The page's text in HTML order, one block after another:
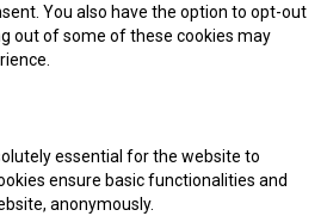
You also have the option to opt-out
out of some of these cookies may
essential for the website to
ensure basic functionalities and
anonymously.